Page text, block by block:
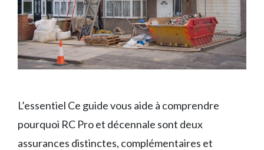
L’essentiel Ce guide vous aide à comprendre
pourquoi RC Pro et décennale sont deux
assurances distinctes, complémentaires et